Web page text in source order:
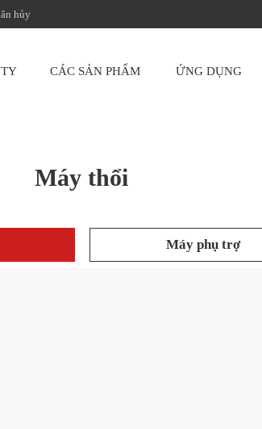
hủy
CÁC SẢN PHẨM ỨNG DỤNG
Máy thổi
Máy phụ trợ